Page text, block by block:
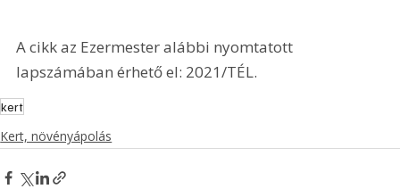
A cikk az Ezermester alábbi nyomtatott
lapszámában érhető el: 2021/TÉL.
kert
Kert, növényápolás